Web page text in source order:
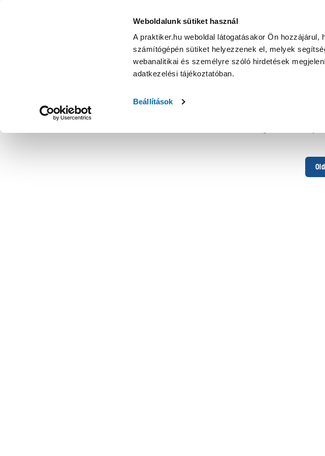
Weboldalunk sütiket használ
A praktiker.hu weboldal látogatásakor Ön
számítógépén sütiket helyezzenek el, melyek
webanalitikai és személyre szóló hirdetések
adatkezelési tájékoztatóban.
Beállítások